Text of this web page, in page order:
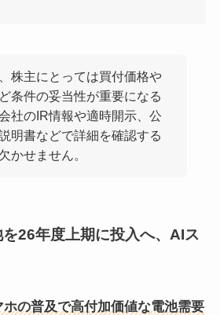
株主にとっては買付価格や
条件の妥当性が重要になる
社のIR情報や適時開示、公
明書などで詳細を確認する
かせません。
26年度上期に投入へ、AIス
の普及で高付加価値な電池需要